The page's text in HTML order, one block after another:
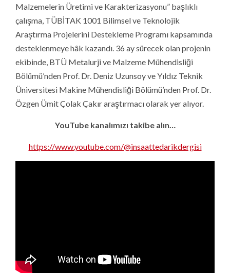
Malzemelerin Üretimi ve Karakterizasyonu” başlıklı
çalışma, TÜBİTAK 1001 Bilimsel ve Teknolojik
Araştırma Projelerini Destekleme Programı kapsamında
desteklenmeye hâk kazandı. 36 ay sürecek olan projenin
ekibinde, BTÜ Metalurji ve Malzeme Mühendisliği
Bölümü’nden Prof. Dr. Deniz Uzunsoy ve Yıldız Teknik
Üniversitesi Makine Mühendisliği Bölümü’nden Prof. Dr.
Özgen Ümit Çolak Çakır araştırmacı olarak yer alıyor.
YouTube kanalımızı takibe alın…
https://www.youtube.com/@insaattedarikdergisi